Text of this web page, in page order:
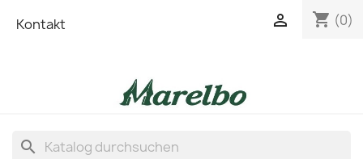
Kontakt shopping_cart (0)

search